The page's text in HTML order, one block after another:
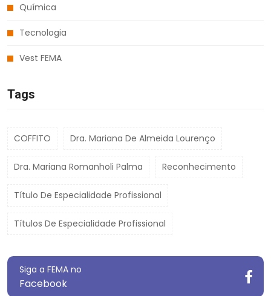
Química
Tecnologia
Vest FEMA
Tags
COFFITO Dra. Mariana De Almeida Lourenço
Dra. Mariana Romanholi Palma Reconhecimento
Título De Especialidade Profissional
Títulos De Especialidade Profissional
Siga a FEMA no
Facebook